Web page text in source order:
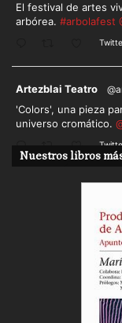
El festival de artes
arbórea. #arbolafest
Artezblai Teatro
'Colors', una pieza
universo cromático.
Nuestros libros